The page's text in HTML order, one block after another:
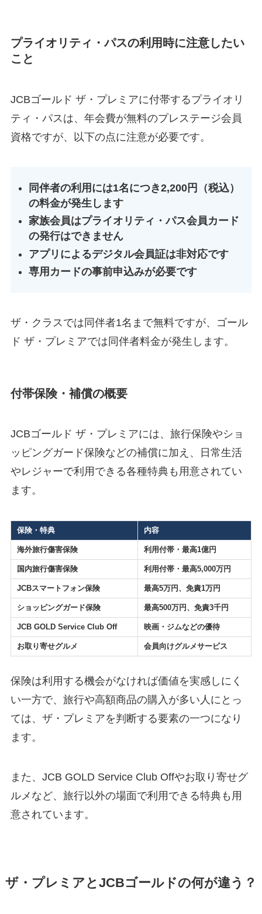
プライオリティ・パスの利用時に注意したい
こと
JCBゴールド ザ・プレミアに付帯するプライオリ
ティ・パスは、年会費が無料のプレステージ会員
資格ですが、以下の点に注意が必要です。
同伴者の利用には1名につき2,200円（税込）
の料金が発生します
家族会員はプライオリティ・パス会員カード
の発行はできません
アプリによるデジタル会員証は非対応です
専用カードの事前申込みが必要です
ザ・クラスでは同伴者1名まで無料ですが、ゴール
ド ザ・プレミアでは同伴者料金が発生します。
付帯保険・補償の概要
JCBゴールド ザ・プレミアには、旅行保険やショ
ッピングガード保険などの補償に加え、日常生活
やレジャーで利用できる各種特典も用意されてい
ます。
保険・特典 内容
海外旅行傷害保険 利用付帯・最高1億円
国内旅行傷害保険 利用付帯・最高5,000万円
JCBスマートフォン保険 最高5万円、免責1万円
ショッピングガード保険 最高500万円、免責3千円
JCB GOLD Service Club Off 映画・ジムなどの優待
お取り寄せグルメ 会員向けグルメサービス
保険は利用する機会がなければ価値を実感しにく
い一方で、旅行や高額商品の購入が多い人にとっ
ては、ザ・プレミアを判断する要素の一つになり
ます。
また、JCB GOLD Service Club Offやお取り寄せグ
ルメなど、旅行以外の場面で利用できる特典も用
意されています。
ザ・プレミアとJCBゴールドの何が違う？